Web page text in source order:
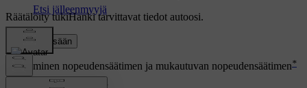
Räätälöity tukiHanki tarvittavat tiedot autoosi.
Kirjaudu sisään
Vaihtaminen nopeudensäätimen ja mukautuvan nopeudensäätimen*
[1] välillä keskinäytössä